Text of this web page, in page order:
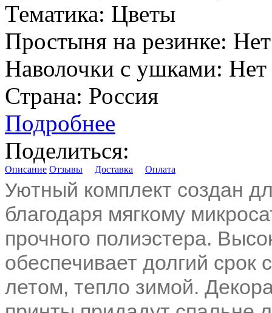
Тематика: Цветы
Простыня на резинке: Нет
Наволочки с ушками: Нет
Страна: Россия
Подробнее
Поделиться:
Описание Отзывы Доставка Оплата
Уютный комплект создан
благодаря мягкому
прочного полиэстера.
обеспечивает долгий
летом, тепло зимой.